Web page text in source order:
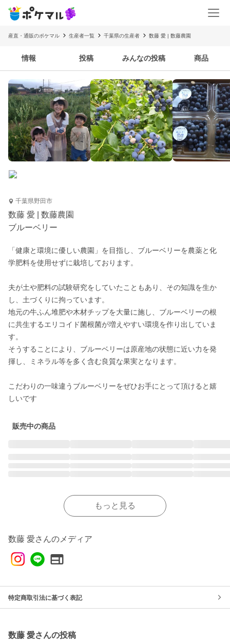
産直・通販のポケマル 生産者一覧 千葉県の生産者 数藤 愛 | 数藤農園
情報 投稿 みんなの投稿 商品
千葉県野田市
数藤 愛 | 数藤農園
ブルーベリー
「健康と環境に優しい農園」を目指し、ブルーベリーを農薬と化
学肥料を使用せずに栽培しております。
夫が土や肥料の試験研究をしていたこともあり、その知識を生か
し、土づくりに拘っています。
地元の牛ふん堆肥や木材チップを大量に施し、ブルーベリーの根
に共生するエリコイド菌根菌が増えやすい環境を作り出していま
す。
そうすることにより、ブルーベリーは原産地の状態に近い力を発
揮し、ミネラル等を多く含む良質な果実となります。
こだわりの一味違うブルーベリーをぜひお手にとって頂けると嬉
販売中の商品
もっと見る
数藤 愛さんのメディア
特定商取引法に基づく表記
数藤 愛さんの投稿